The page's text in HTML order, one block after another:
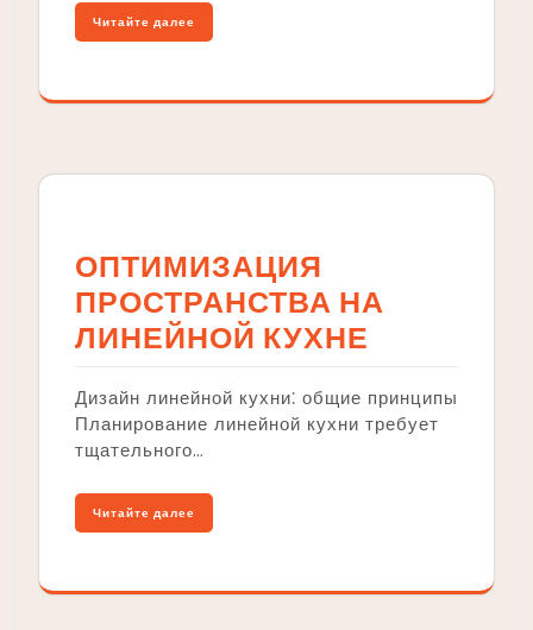
Читайте далее
ОПТИМИЗАЦИЯ
ПРОСТРАНСТВА НА
ЛИНЕЙНОЙ КУХНЕ
Дизайн линейной кухни⁚ общие принципы
Планирование линейной кухни требует
тщательного…
Читайте далее